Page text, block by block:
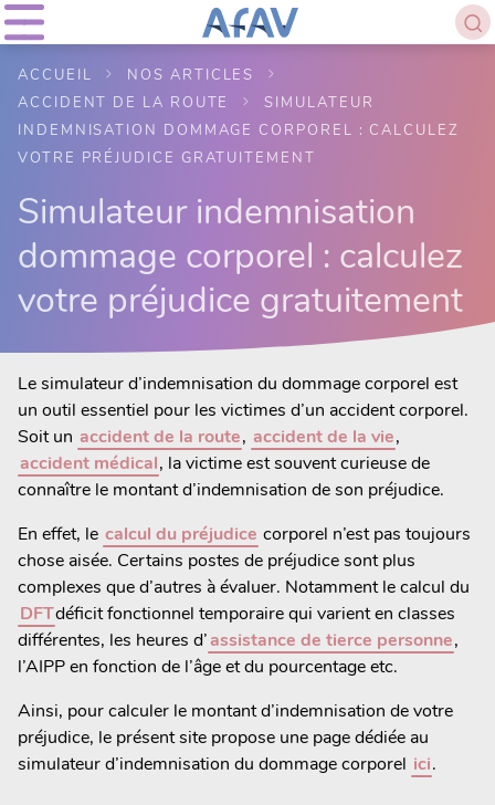
ACCUEIL
NOS ARTICLES
ACCIDENT DE LA ROUTE
SIMULATEUR
INDEMNISATION DOMMAGE CORPOREL : CALCULEZ
VOTRE PRÉJUDICE GRATUITEMENT
Simulateur indemnisation
dommage corporel : calculez
votre préjudice gratuitement
Le simulateur d’indemnisation du dommage corporel est
un outil essentiel pour les victimes d’un accident corporel.
Soit un accident de la route, accident de la vie,
accident médical, la victime est souvent curieuse de
connaître le montant d’indemnisation de son préjudice.
En effet, le calcul du préjudice corporel n’est pas toujours
chose aisée. Certains postes de préjudice sont plus
complexes que d’autres à évaluer. Notamment le calcul du
DFTdéficit fonctionnel temporaire qui varient en classes
différentes, les heures d’assistance de tierce personne,
l’AIPP en fonction de l’âge et du pourcentage etc.
Ainsi, pour calculer le montant d’indemnisation de votre
préjudice, le présent site propose une page dédiée au
simulateur d’indemnisation du dommage corporel ici.